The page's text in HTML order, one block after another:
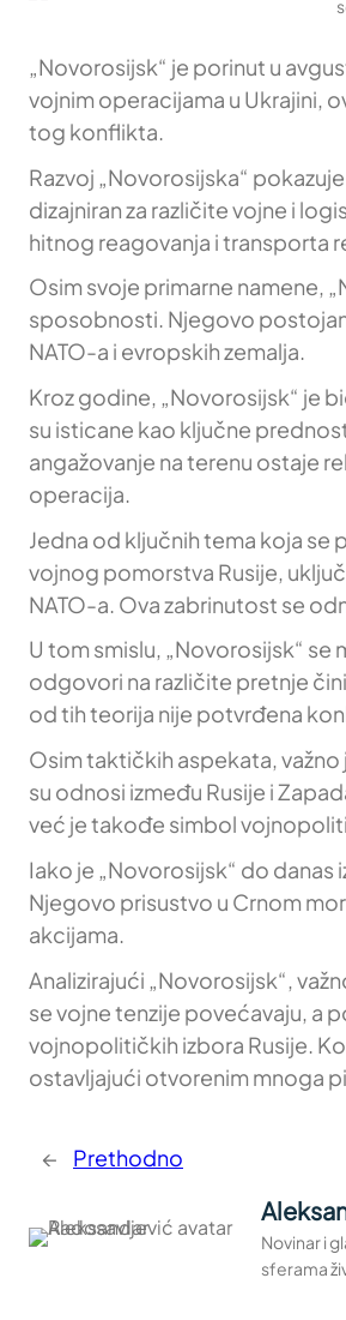
„Novorosijsk“ je porinut u
vojnim operacijama u Ukrajini,
tog konflikta.
Razvoj „Novorosijska“
dizajniran za različite vojne i
hitnog reagovanja i transporta
Osim svoje primarne namene,
sposobnosti. Njegovo
NATO-a i evropskih zemalja.
Kroz godine, „Novorosijsk“ je
su isticane kao ključne
angažovanje na terenu ostaje
operacija.
Jedna od ključnih tema koja se
vojnog pomorstva Rusije,
NATO-a. Ova zabrinutost se
U tom smislu, „Novorosijsk“
odgovori na različite pretnje
od tih teorija nije potvrđena
Osim taktičkih aspekata,
su odnosi između Rusije i
već je takođe simbol
Iako je „Novorosijsk“ do
Njegovo prisustvo u Crnom
akcijama.
Analizirajući „Novorosijsk“,
se vojne tenzije povećavaju, a
vojnopolitičkih izbora Rusije.
ostavljajući otvorenim mnoga
← Prethodno
Novinar i
sferama